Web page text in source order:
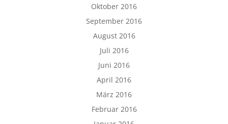
Oktober 2016
September 2016
August 2016
Juli 2016
Juni 2016
April 2016
März 2016
Februar 2016